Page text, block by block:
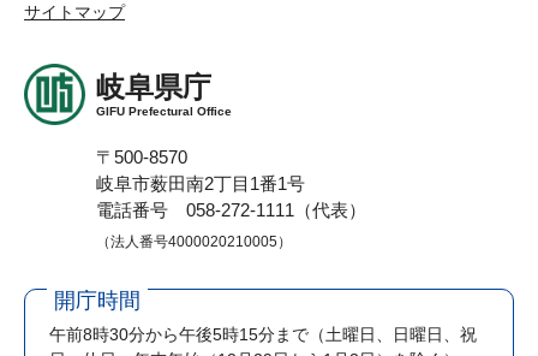
サイトマップ
岐阜県庁
GIFU Prefectural Office
〒500-8570
岐阜市薮田南2丁目1番1号
電話番号 058-272-1111（代表）
（法人番号4000020210005）
開庁時間
午前8時30分から午後5時15分まで （土曜日、日曜日、祝